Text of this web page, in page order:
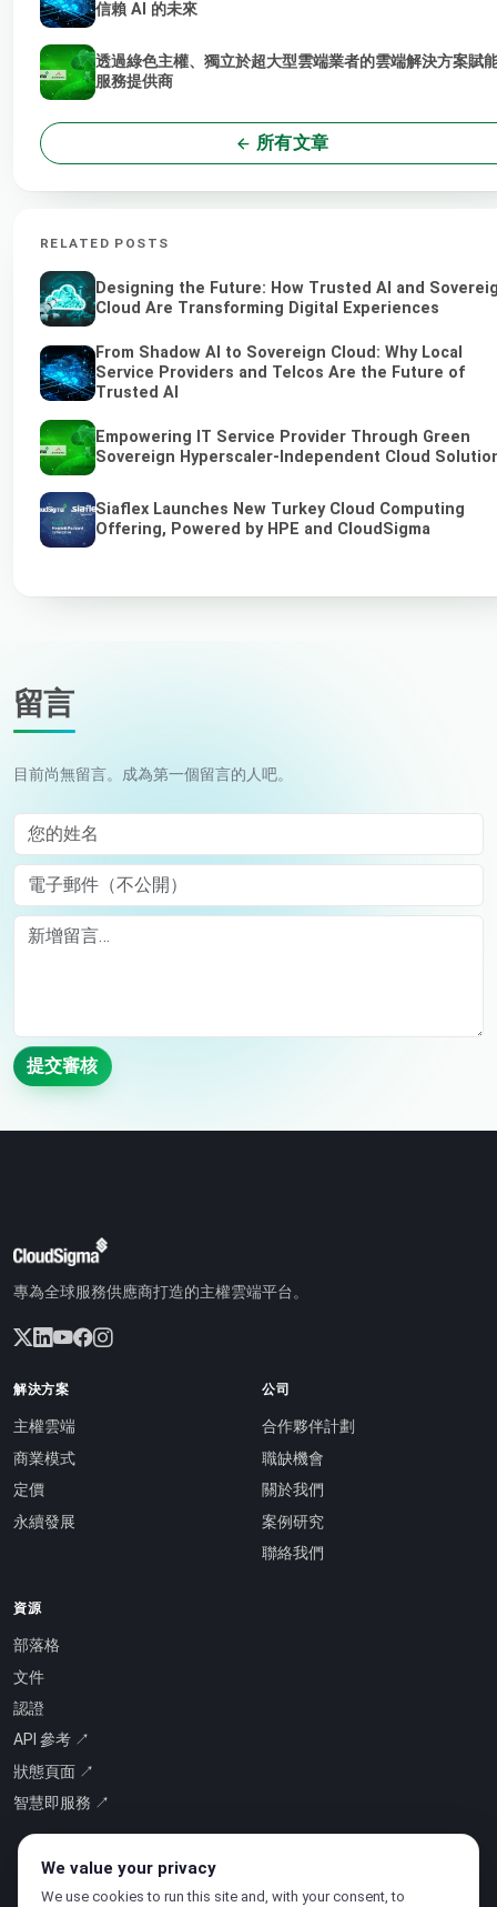
信賴 AI 的未來
透過綠色主權、獨立於超大型雲端業者的雲端解決方案賦
服務提供商
所有文章
RELATED POSTS
Designing the Future: How Trusted AI and
Cloud Are Transforming Digital Experiences
From Shadow AI to Sovereign Cloud: Why Local
Service Providers and Telcos Are the Future of
Trusted AI
Empowering IT Service Provider Through Green
Sovereign Hyperscaler-Independent Cloud
Siaflex Launches New Turkey Cloud Computing
Offering, Powered by HPE and CloudSigma
留言
目前尚無留言。成為第一個留言的人吧。
您的姓名
電子郵件（不公開）
Comment
提交審核
專為全球服務供應商打造的主權雲端平台。
解決方案
主權雲端
商業模式
定價
永續發展
公司
合作夥伴計劃
職缺機會
關於我們
案例研究
聯絡我們
資源
部落格
文件
認證
API 參考 ↗
狀態頁面 ↗
智慧即服務 ↗
We value your privacy
We use cookies to run this site and, with your consent, to